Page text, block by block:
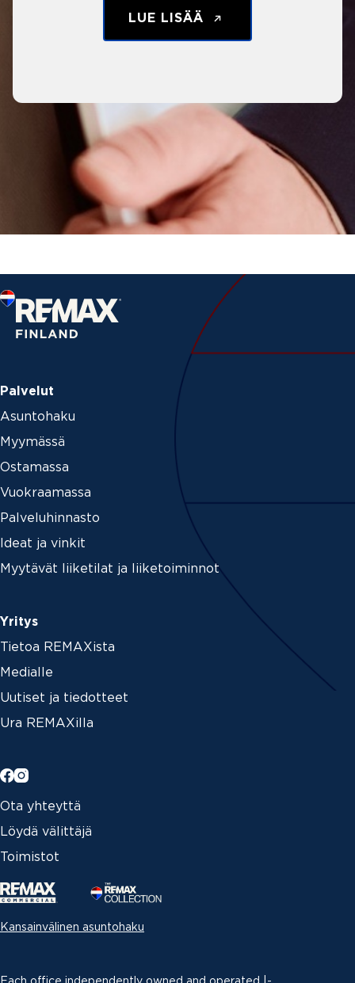
LUE LISÄÄ
Palvelut
Asuntohaku
Myymässä
Ostamassa
Vuokraamassa
Palveluhinnasto
Ideat ja vinkit
Myytävät liiketilat ja liiketoiminnot
Yritys
Tietoa REMAXista
Medialle
Uutiset ja tiedotteet
Ura REMAXilla
Ota yhteyttä
Löydä välittäjä
Toimistot
Kansainvälinen asuntohaku